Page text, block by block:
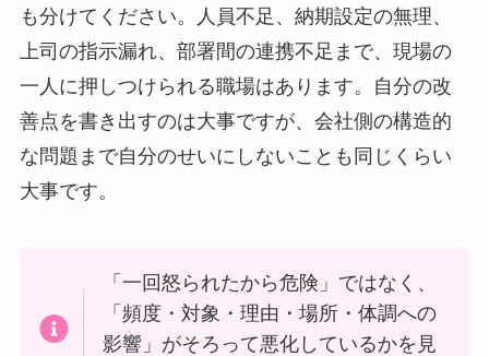
も分けてください。人員不足、納期設定の無理、
上司の指示漏れ、部署間の連携不足まで、現場の
一人に押しつけられる職場はあります。自分の改
善点を書き出すのは大事ですが、会社側の構造的
な問題まで自分のせいにしないことも同じくらい
大事です。
「一回怒られたから危険」ではなく、
「頻度・対象・理由・場所・体調への
影響」がそろって悪化しているかを見